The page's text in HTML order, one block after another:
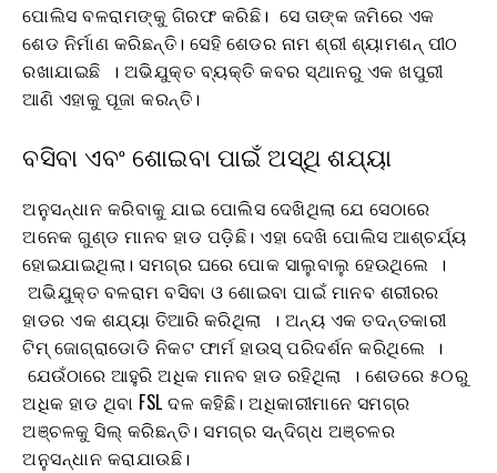
ପୋଲିସ ବଳରାମଙ୍କୁ ଗିରଫ କରିଛି। ସେ ତାଙ୍କ ଜମିରେ ଏକ
ଶେଡ ନିର୍ମାଣ କରିଛନ୍ତି। ସେହି ଶେଡର ନାମ ଶ୍ରୀ ଶ୍ୟାମଶନ୍ ପୀଠ
ରଖାଯାଇଛି । ଅଭିଯୁକ୍ତ ବ୍ୟକ୍ତି କବର ସ୍ଥାନରୁ ଏକ ଖପୁରୀ
ଆଣି ଏହାକୁ ପୂଜା କରନ୍ତି।
ବସିବା ଏବଂ ଶୋଇବା ପାଇଁ ଅସ୍ଥି ଶଯ୍ୟା
ଅନୁସନ୍ଧାନ କରିବାକୁ ଯାଇ ପୋଲିସ ଦେଖିଥିଲା ଯେ ସେଠାରେ
ଅନେକ ଗୁଣ୍ଡ ମାନବ ହାଡ ପଡ଼ିଛି। ଏହା ଦେଖି ପୋଲିସ ଆଶ୍ଚର୍ଯ୍ୟ
ହୋଇଯାଇଥିଲା। ସମଗ୍ର ଘରେ ପୋକ ସାଲୁବାଲୁ ହେଉଥିଲେ ।
ଅଭିଯୁକ୍ତ ବଳରାମ ବସିବା ଓ ଶୋଇବା ପାଇଁ ମାନବ ଶରୀରର
ହାଡର ଏକ ଶଯ୍ୟା ତିଆରି କରିଥିଲା । ଅନ୍ୟ ଏକ ତଦନ୍ତକାରୀ
ଟିମ୍ ଜୋଗ୍ରାଡୋଡି ନିକଟ ଫାର୍ମ ହାଉସ୍ ପରିଦର୍ଶନ କରିଥିଲେ ।
ଯେଉଁଠାରେ ଆହୁରି ଅଧିକ ମାନବ ହାଡ ରହିଥିଲା । ଶେଡରେ ୫୦ରୁ
ଅଧିକ ହାଡ ଥିବା FSL ଦଳ କହିଛି। ଅଧିକାରୀମାନେ ସମଗ୍ର
ଅଞ୍ଚଳକୁ ସିଲ୍ କରିଛନ୍ତି। ସମଗ୍ର ସନ୍ଦିଗ୍ଧ ଅଞ୍ଚଳର
ଅନୁସନ୍ଧାନ କରାଯାଉଛି।